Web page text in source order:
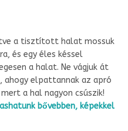
a tisztított halat mossuk
és egy éles késsel
a halat. Ne vágjuk át
ahogy elpattannak az apró
a hal nagyon csúszik!
bővebben, képekkel